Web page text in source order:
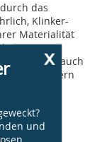
das
Klinker-
Materialität
für Neues, auch
von Auslobern
Ende
alt, sie
später
und der
x
und